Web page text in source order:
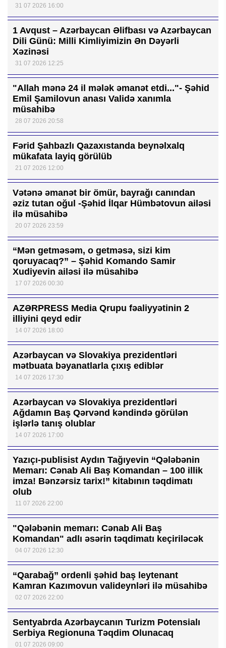
31 07 2026 16:00
1 Avqust – Azərbaycan Əlifbası və Azərbaycan
Dili Günü: Milli Kimliyimizin Ən Dəyərli
Xəzinəsi
31 07 2026 12:25
"Allah mənə 24 il mələk əmanət etdi..."- Şəhid
Emil Şamilovun anası Validə xanımla
müsahibə
28 07 2026 20:58
Fərid Şahbazlı Qazaxıstanda beynəlxalq
mükafata layiq görülüb
21 07 2026 12:00
Vətənə əmanət bir ömür, bayrağı canından
əziz tutan oğul -Şəhid İlqar Hümbətovun ailəsi
ilə müsahibə
20 07 2026 23:59
“Mən getməsəm, o getməsə, sizi kim
qoruyacaq?” – Şəhid Komando Samir
Xudiyevin ailəsi ilə müsahibə
17 07 2026 00:30
AZƏRPRESS Media Qrupu fəaliyyətinin 2
illiyini qeyd edir
14 07 2026 18:00
Azərbaycan və Slovakiya prezidentləri
mətbuata bəyanatlarla çıxış ediblər
14 07 2026 17:30
Azərbaycan və Slovakiya prezidentləri
Ağdamın Baş Qərvənd kəndində görülən
işlərlə tanış olublar
14 07 2026 17:00
Yazıçı-publisist Aydın Tağıyevin “Qələbənin
Memarı: Cənab Ali Baş Komandan – 100 illik
imza! Bənzərsiz tarix!” kitabının təqdimatı
olub
11 07 2026 22:00
"Qələbənin memarı: Cənab Ali Baş
Komandan" adlı əsərin təqdimatı keçiriləcək
04 07 2026 12:30
“Qarabağ” ordenli şəhid baş leytenant
Kamran Kazımovun valideynləri ilə müsahibə
02 07 2026 22:00
Sentyabrda Azərbaycanın Turizm Potensialı
Serbiya Regionuna Təqdim Olunacaq
01 07 2026 09:00